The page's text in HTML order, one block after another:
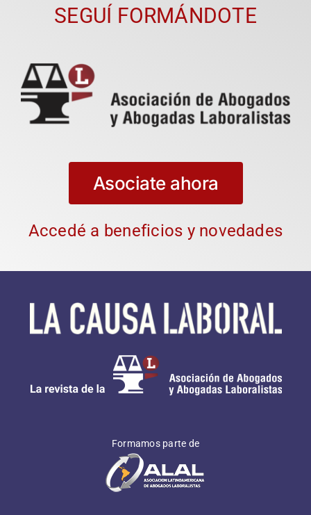
SEGUÍ FORMÁNDOTE
Asociate ahora
Accedé a beneficios y novedades
Formamos parte de